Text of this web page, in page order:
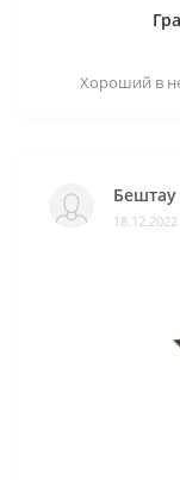
Хороший в
Бештау
18.12.2022